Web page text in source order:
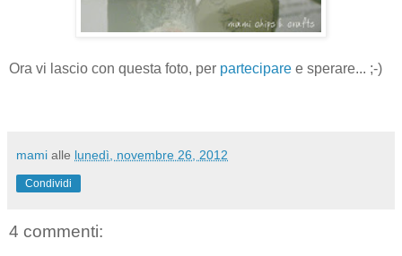
Ora vi lascio con questa foto, per partecipare e sperare... ;-)
mami alle lunedì, novembre 26, 2012
Condividi
4 commenti: